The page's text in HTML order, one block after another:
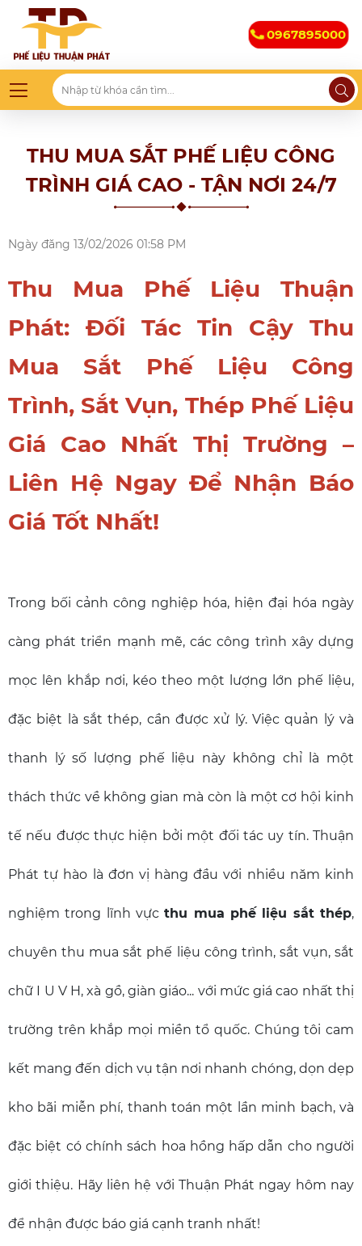
0967895000
THU MUA SẮT PHẾ LIỆU CÔNG
TRÌNH GIÁ CAO - TẬN NƠI 24/7
Ngày đăng 13/02/2026 01:58 PM
Thu Mua Phế Liệu Thuận
Phát: Đối Tác Tin Cậy Thu
Mua Sắt Phế Liệu Công
Trình, Sắt Vụn, Thép Phế Liệu
Giá Cao Nhất Thị Trường –
Liên Hệ Ngay Để Nhận Báo
Giá Tốt Nhất!
Trong bối cảnh công nghiệp hóa, hiện đại hóa ngày
càng phát triển mạnh mẽ, các công trình xây dựng
mọc lên khắp nơi, kéo theo một lượng lớn phế liệu,
đặc biệt là sắt thép, cần được xử lý. Việc quản lý và
thanh lý số lượng phế liệu này không chỉ là một
thách thức về không gian mà còn là một cơ hội kinh
tế nếu được thực hiện bởi một đối tác uy tín. Thuận
Phát tự hào là đơn vị hàng đầu với nhiều năm kinh
nghiệm trong lĩnh vực thu mua phế liệu sắt thép,
chuyên thu mua sắt phế liệu công trình, sắt vụn, sắt
chữ I U V H, xà gồ, giàn giáo... với mức giá cao nhất thị
trường trên khắp mọi miền tổ quốc. Chúng tôi cam
kết mang đến dịch vụ tận nơi nhanh chóng, dọn dẹp
kho bãi miễn phí, thanh toán một lần minh bạch, và
đặc biệt có chính sách hoa hồng hấp dẫn cho người
giới thiệu. Hãy liên hệ với Thuận Phát ngay hôm nay
để nhận được báo giá cạnh tranh nhất!